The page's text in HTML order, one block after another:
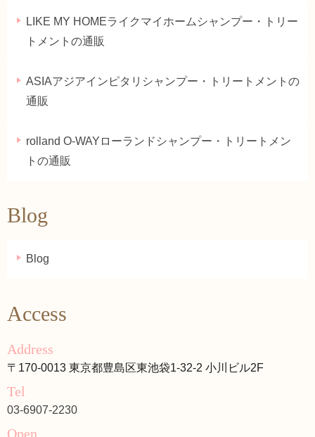
LIKE MY HOMEライクマイホームシャンプー・トリー
トメントの通販
ASIAアジアインピタリシャンプー・トリートメントの
通販
rolland O-WAYローランドシャンプー・トリートメン
トの通販
Blog
Blog
Access
Address
〒170-0013 東京都豊島区東池袋1-32-2 小川ビル2F
Tel
03-6907-2230
Open